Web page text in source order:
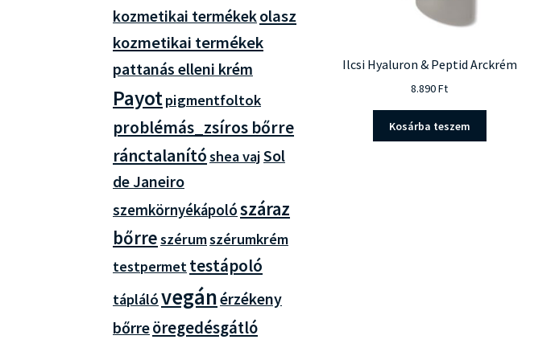
Ilcsi Hyaluron & Peptid Arckrém
8.890Ft
Kosárba teszem
kozmetikai termékekolasz
kozmetikai termékek
pattanás elleni krém
Payotpigmentfoltok
problémás_zsíros bőrre
ránctalanítóshea vajSol
de Janeiro
szemkörnyékápolószáraz
bőrreszérumszérumkrém
testpermettestápoló
táplálóvegánérzékeny
bőrreöregedésgátló